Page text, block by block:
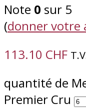
Note 0 sur 5
(donner votre
113.10 CHF
quantité de
Premier Cru